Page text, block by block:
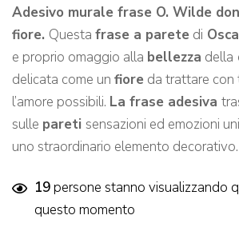
Adesivo murale frase O. Wilde
fiore. Questa frase a parete di
e proprio omaggio alla bellezza della
delicata come un fiore da trattare
l’amore possibili. La frase adesiva
sulle pareti sensazioni ed emozioni
uno straordinario elemento decorativo.
19persone stanno visualizzando
questo momento